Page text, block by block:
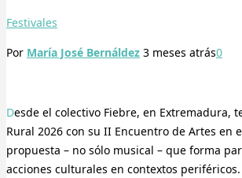
Festivales
Por María José Bernáldez 3 meses atrás0
Desde el colectivo Fiebre, en Extremadura, te traemos el Fiebre
Rural 2026 con su II Encuentro de Artes en
propuesta – no sólo musical – que forma
acciones culturales en contextos periféricos.